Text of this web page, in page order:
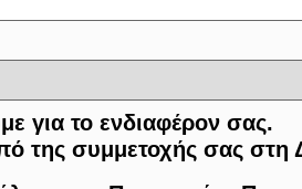
για το ενδιαφέρον σας.
της συμμετοχής σας